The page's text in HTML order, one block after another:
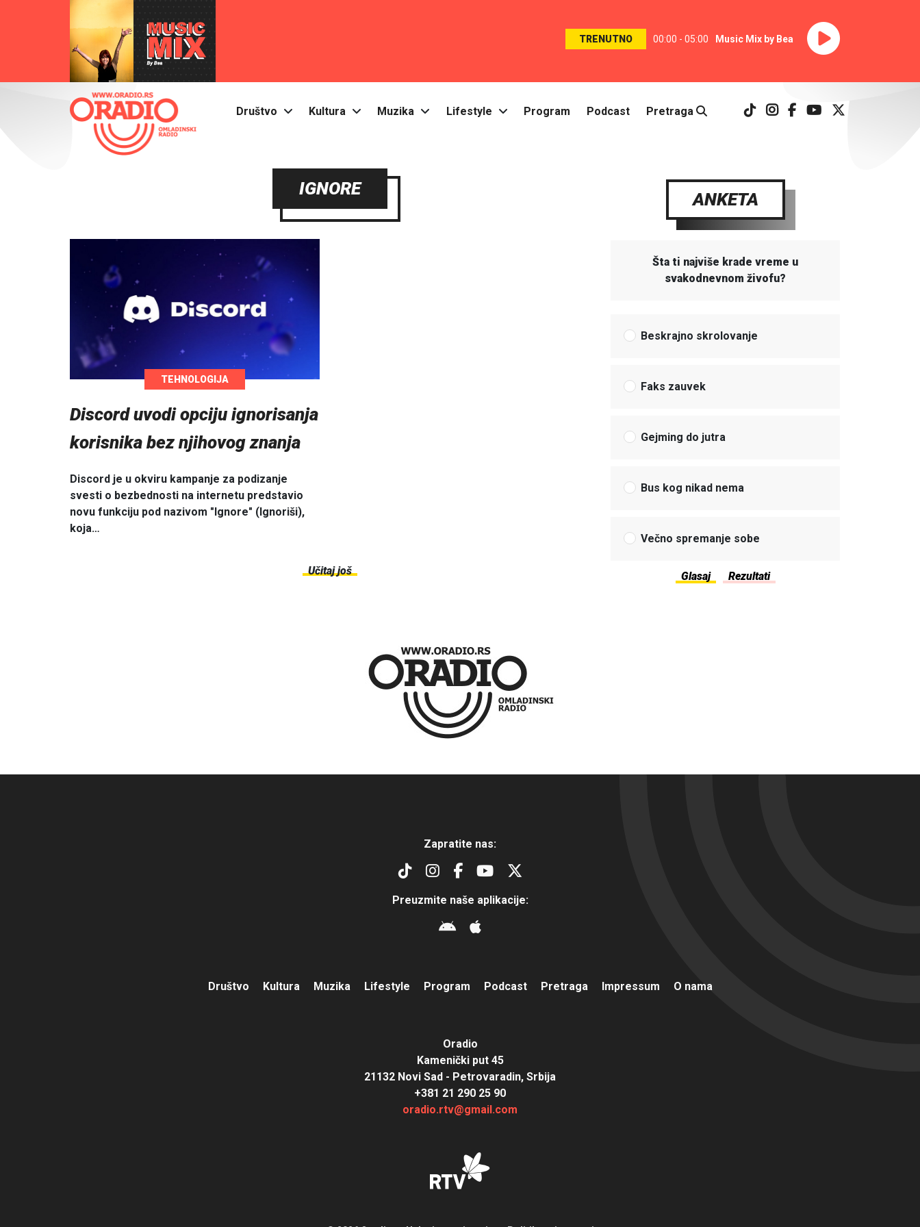
TRENUTNO 00:00 - 05:00 Music Mix by Bea
Društvo Kultura Muzika Lifestyle Program Podcast Pretraga
IGNORE
TEHNOLOGIJA
Discord uvodi opciju ignorisanja
korisnika bez njihovog znanja
Discord je u okviru kampanje za podizanje
svesti o bezbednosti na internetu predstavio
novu funkciju pod nazivom "Ignore" (Ignoriši),
koja…
Učitaj još
ANKETA
Šta ti najviše krade vreme u
svakodnevnom živofu?
Beskrajno skrolovanje
Faks zauvek
Gejming do jutra
Bus kog nikad nema
Večno spremanje sobe
Zapratite nas:
Preuzmite naše aplikacije:
Društvo Kultura Muzika Lifestyle Program Podcast Pretraga Impressum O nama
Oradio
Kamenički put 45
21132 Novi Sad - Petrovaradin, Srbija
+381 21 290 25 90
oradio.rtv@gmail.com